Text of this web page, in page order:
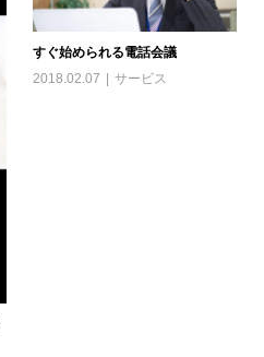
すぐ始められる電話会議
2018.02.07
サービス